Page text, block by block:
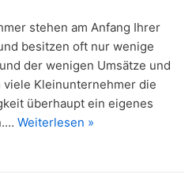
stehen am Anfang Ihrer
besitzen oft nur wenige
der wenigen Umsätze und
Kleinunternehmer die
überhaupt ein eigenes
Weiterlesen »